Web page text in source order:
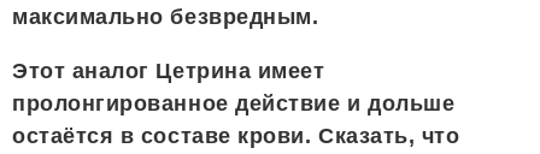
максимально безвредным.
Этот аналог Цетрина имеет
пролонгированное действие и дольше
остаётся в составе крови. Сказать, что